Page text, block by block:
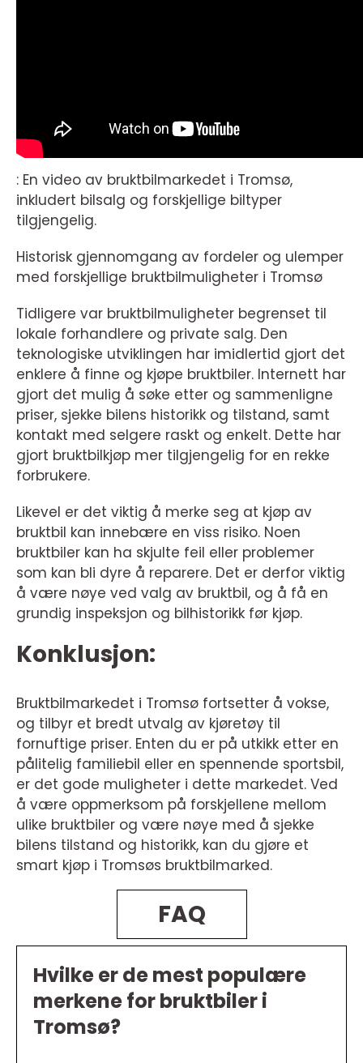
: En video av bruktbilmarkedet i Tromsø,
inkludert bilsalg og forskjellige biltyper
tilgjengelig.
Historisk gjennomgang av fordeler og ulemper
med forskjellige bruktbilmuligheter i Tromsø
Tidligere var bruktbilmuligheter begrenset til
lokale forhandlere og private salg. Den
teknologiske utviklingen har imidlertid gjort det
enklere å finne og kjøpe bruktbiler. Internett har
gjort det mulig å søke etter og sammenligne
priser, sjekke bilens historikk og tilstand, samt
kontakt med selgere raskt og enkelt. Dette har
gjort bruktbilkjøp mer tilgjengelig for en rekke
forbrukere.
Likevel er det viktig å merke seg at kjøp av
bruktbil kan innebære en viss risiko. Noen
bruktbiler kan ha skjulte feil eller problemer
som kan bli dyre å reparere. Det er derfor viktig
å være nøye ved valg av bruktbil, og å få en
grundig inspeksjon og bilhistorikk før kjøp.
Konklusjon:
Bruktbilmarkedet i Tromsø fortsetter å vokse,
og tilbyr et bredt utvalg av kjøretøy til
fornuftige priser. Enten du er på utkikk etter en
pålitelig familiebil eller en spennende sportsbil,
er det gode muligheter i dette markedet. Ved
å være oppmerksom på forskjellene mellom
ulike bruktbiler og være nøye med å sjekke
bilens tilstand og historikk, kan du gjøre et
smart kjøp i Tromsøs bruktbilmarked.
FAQ
Hvilke er de mest populære
merkene for bruktbiler i
Tromsø?